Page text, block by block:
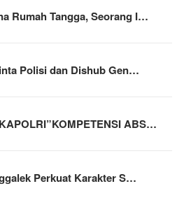
Rumah Tangga, Seorang I…
Polisi dan Dishub Gen…
ABS…
Perkuat Karakter S…